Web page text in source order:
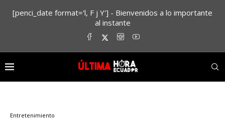
[penci_date format='l, F j Y'] - Bienvenidos a lo importante
al instante
Entretenimiento